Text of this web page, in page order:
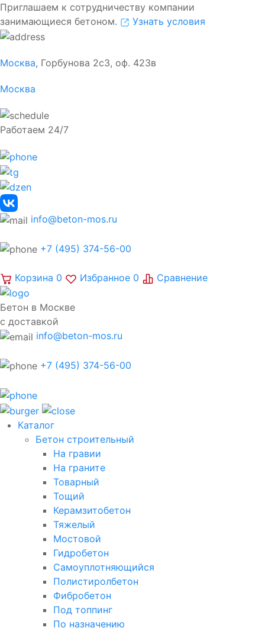
Приглашаем к сотрудничеству компании
занимающиеся бетоном.
Узнать условия
Москва, Горбунова 2с3, оф. 423в
Москва
Работаем 24/7
info@beton-mos.ru
+7 (495) 374-56-00
Корзина 0 Избранное 0 Сравнение
Бетон в Москве
с доставкой
info@beton-mos.ru
+7 (495) 374-56-00
Каталог
Бетон строительный
На гравии
На граните
Товарный
Тощий
Керамзитобетон
Тяжелый
Мостовой
Гидробетон
Самоуплотняющийся
Полистиролбетон
Фибробетон
Под топпинг
По назначению